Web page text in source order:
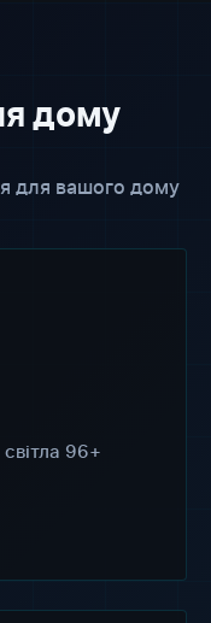
дому
для вашого дому
96+